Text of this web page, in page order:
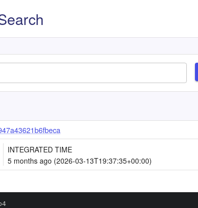
INTEGRATED TIME
5 months ago (2026-03-13T19:37:35+00:00)